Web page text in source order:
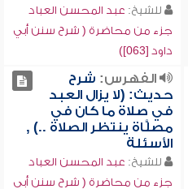
للشيخ: عبد المحسن العباد
جزء من محاضرة ( شرح سنن أبي
داود [063])
الفهرس: شرح
حديث: (لا يزال العبد
في صلاة ما كان في
مصلَّاة ينتظر الصلاة ..) ,
الأسئلة
للشيخ: عبد المحسن العباد
جزء من محاضرة ( شرح سنن أبي